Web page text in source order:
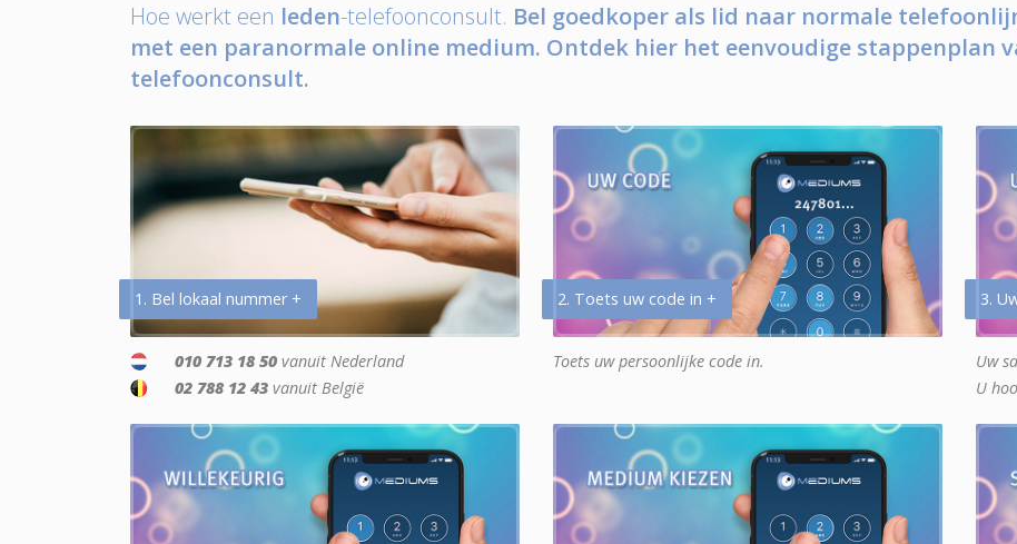
Hoe werkt een leden-telefoonconsult. Bel goedkoper als lid naar normale
met een paranormale online medium. Ontdek hier het eenvoudige stappenplan
telefoonconsult.
1. Bel lokaal nummer +
010 713 18 50 vanuit Nederland
02 788 12 43 vanuit België
2. Toets uw code in +
Toets uw persoonlijke code in.
3.
Uw
U